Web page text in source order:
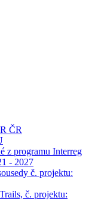
ČR
z programu Interreg
- 2027
č. projektu:
č. projektu: